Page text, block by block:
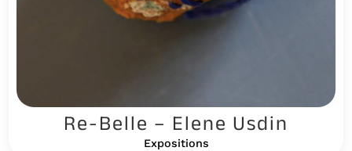
Re-Belle – Elene Usdin
Expositions